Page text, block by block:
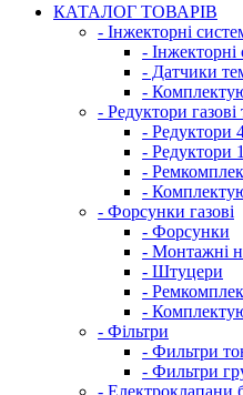
КАТАЛОГ ТОВАРІВ
- Інжекторні
- Інжекторні
- Датчики
-
- Редуктори
- Редуктори
- Редуктори
-
-
- Форсунки газові
- Форсунки
- Монтажні
- Штуцери
-
-
- Фільтри
- Фильтри
- Фильтри
- Електроклапани